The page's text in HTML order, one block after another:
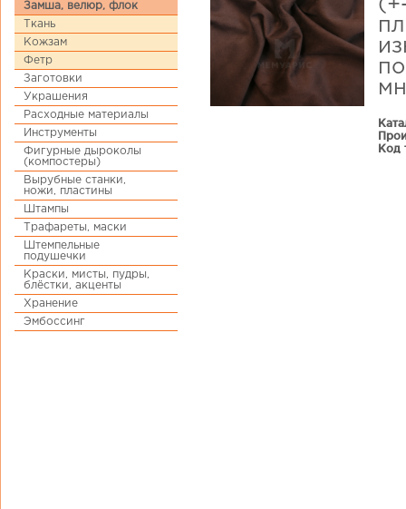
Замша, велюр, флок
Ткань
Кожзам
Фетр
Заготовки
Украшения
Расходные материалы
Инструменты
Фигурные дыроколы
(компостеры)
Вырубные станки,
ножи, пластины
Штампы
Трафареты, маски
Штемпельные
подушечки
Краски, мисты, пудры,
блёстки, акценты
Хранение
Эмбоссинг
Код